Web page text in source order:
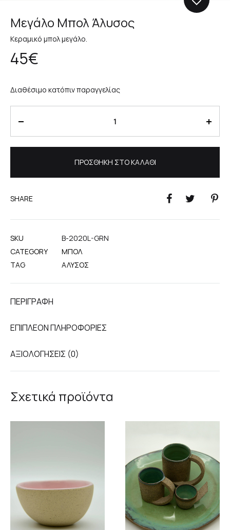
Μεγάλο Μπολ Άλυσος
Κεραμικό μπολ μεγάλο.
45€
Διαθέσιμο κατόπιν παραγγελίας
ΠΡΟΣΘΉΚΗ ΣΤΟ ΚΑΛΆΘΙ
SHARE
SKU
B-2020L-GRN
CATEGORY
ΜΠΟΛ
TAG
ΆΛΥΣΟΣ
ΠΕΡΙΓΡΑΦΉ
ΕΠΙΠΛΈΟΝ ΠΛΗΡΟΦΟΡΊΕΣ
ΑΞΙΟΛΟΓΉΣΕΙΣ (0)
Σχετικά προϊόντα